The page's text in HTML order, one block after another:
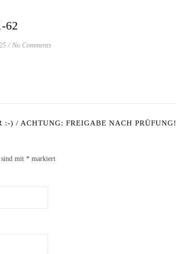
62
/ No Comments
) / ACHTUNG: FREIGABE NACH PRÜFUNG!
mit * markiert